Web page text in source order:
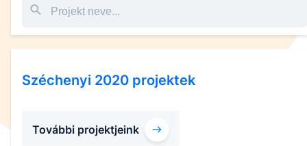
Széchenyi 2020 projektek
További projektjeink